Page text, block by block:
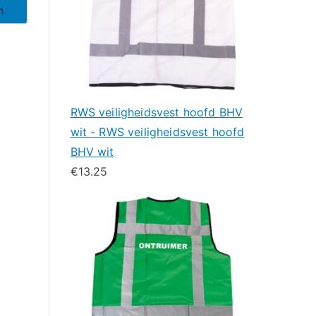
RWS veiligheidsvest hoofd BHV
wit - RWS veiligheidsvest hoofd
BHV wit
€13.25